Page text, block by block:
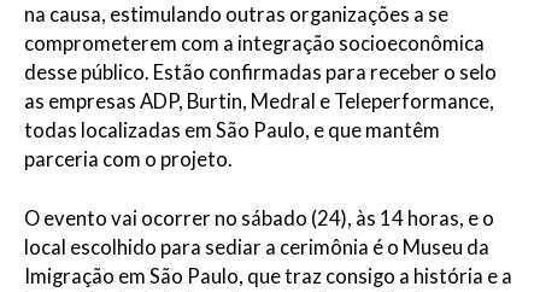
na causa, estimulando outras organizações a se
comprometerem com a integração socioeconômica
desse público. Estão confirmadas para receber o selo
as empresas ADP, Burtin, Medral e Teleperformance,
todas localizadas em São Paulo, e que mantêm
parceria com o projeto.
O evento vai ocorrer no sábado (24), às 14 horas, e o
local escolhido para sediar a cerimônia é o Museu da
Imigração em São Paulo, que traz consigo a história e a